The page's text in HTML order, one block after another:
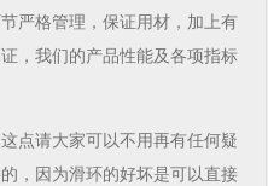
严格管理，保证用材，加上有
，我们的产品性能及各项指标
点请大家可以不用再有任何疑
，因为滑环的好坏是可以直接